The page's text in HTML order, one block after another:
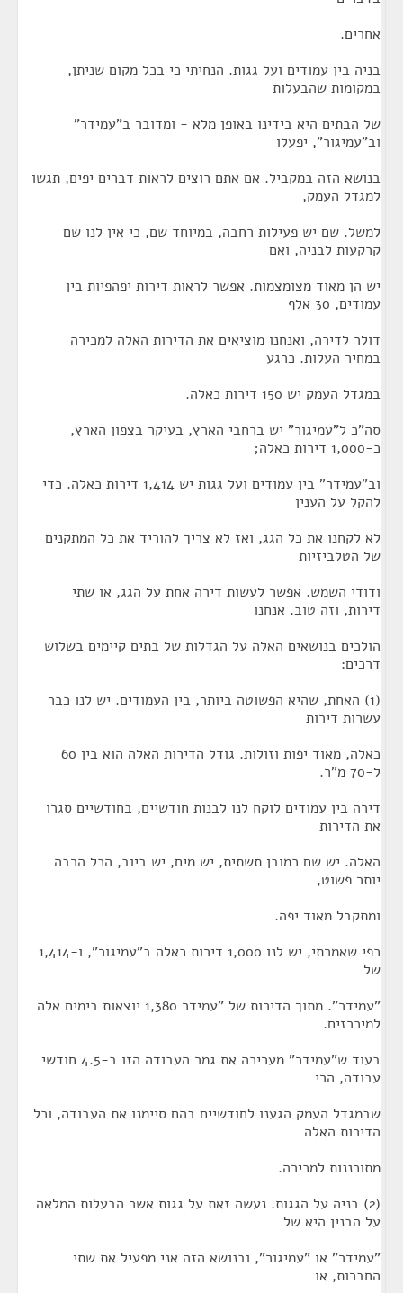
אחרים.
בניה בין עמודים ועל גגות. הנחיתי כי בכל מקום שניתן,
במקומות שהבעלות
של הבתים היא בידינו באופן מלא - ומדובר ב"עמידר"
וב"עמיגור", יפעלו
בנושא הזה במקביל. אם אתם רוצים לראות דברים יפים, תגשו
למגדל העמק,
למשל. שם יש פעילות רחבה, במיוחד שם, כי אין לנו שם
קרקעות לבניה, ואם
יש הן מאוד מצומצמות. אפשר לראות דירות יפהפיות בין
עמודים, 30 אלף
דולר לדירה, ואנחנו מוציאים את הדירות האלה למכירה
במחיר העלות. כרגע
במגדל העמק יש 150 דירות כאלה.
סה"כ ל"עמיגור" יש ברחבי הארץ, בעיקר בצפון הארץ,
כ-1,000 דירות כאלה;
וב"עמידר" בין עמודים ועל גגות יש 1,414 דירות כאלה. כדי
להקל על הענין
לא לקחנו את כל הגג, ואז לא צריך להוריד את כל המתקנים
של הטלביזיות
ודודי השמש. אפשר לעשות דירה אחת על הגג, או שתי
דירות, וזה טוב. אנחנו
הולכים בנושאים האלה על הגדלות של בתים קיימים בשלוש
דרכים:
(1) האחת, שהיא הפשוטה ביותר, בין העמודים. יש לנו כבר
עשרות דירות
כאלה, מאוד יפות וזולות. גודל הדירות האלה הוא בין 60
ל-70 מ"ר.
דירה בין עמודים לוקח לנו לבנות חודשיים, בחודשיים סגרו
את הדירות
האלה. יש שם כמובן תשתית, יש מים, יש ביוב, הכל הרבה
יותר פשוט,
ומתקבל מאוד יפה.
כפי שאמרתי, יש לנו 1,000 דירות כאלה ב"עמיגור", ו-1,414
של
"עמידר". מתוך הדירות של "עמידר 1,380 יוצאות בימים אלה
למיכרזים.
בעוד ש"עמידר" מעריכה את גמר העבודה הזו ב-4.5 חודשי
עבודה, הרי
שבמגדל העמק הגענו לחודשיים בהם סיימנו את העבודה, וכל
הדירות האלה
מתוכננות למכירה.
(2) בניה על הגגות. נעשה זאת על גגות אשר הבעלות המלאה
על הבנין היא של
"עמידר" או "עמיגור", ובנושא הזה אני מפעיל את שתי
החברות, או